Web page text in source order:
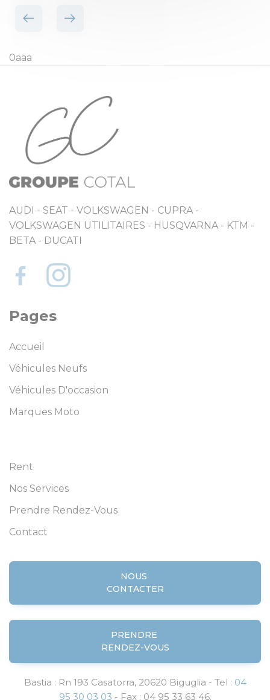
0aaa
AUDI - SEAT - VOLKSWAGEN - CUPRA -
VOLKSWAGEN UTILITAIRES - HUSQVARNA - KTM -
BETA - DUCATI
Pages
Accueil
Véhicules Neufs
Véhicules D'occasion
Marques Moto
Rent
Nos Services
Prendre Rendez-Vous
Contact
NOUS
CONTACTER
PRENDRE
RENDEZ-VOUS
Bastia : Rn 193 Casatorra, 20620 Biguglia - Tel : 04
95 30 03 03 - Fax : 04 95 33 63 46.